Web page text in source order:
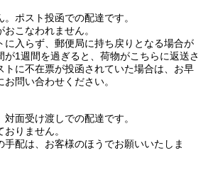
ポスト投函での配達です。
こなわれません。
に入らず、郵便局に持ち戻りとなる場合が
が1週間を過ぎると、荷物がこちらに返送さ
トに不在票が投函されていた場合は、お早
問い合わせください。
面受け渡しでの配達です。
りません。
手配は、お客様のほうでお願いいたしま